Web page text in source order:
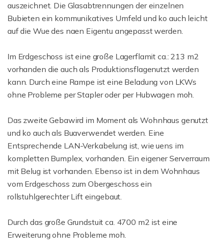
auszeichnet. Die Glasabtrennungen der einzelnen
Bubieten ein kommunikatives Umfeld und ko auch leicht
auf die Wue des naen Eigentu angepasst werden.
Im Erdgeschoss ist eine große Lagerflamit ca.: 213 m2
vorhanden die auch als Produktionsflagenutzt werden
kann. Durch eine Rampe ist eine Beladung von LKWs
ohne Probleme per Stapler oder per Hubwagen moh.
Das zweite Gebawird im Moment als Wohnhaus genutzt
und ko auch als Buaverwendet werden. Eine
Entsprechende LAN-Verkabelung ist, wie uens im
kompletten Bumplex, vorhanden. Ein eigener Serverraum
mit Belug ist vorhanden. Ebenso ist in dem Wohnhaus
vom Erdgeschoss zum Obergeschoss ein
rollstuhlgerechter Lift eingebaut.
Durch das große Grundstuit ca. 4700 m2 ist eine
Erweiterung ohne Probleme moh.